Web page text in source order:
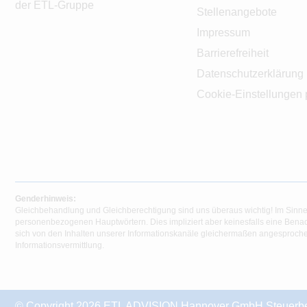
der ETL-Gruppe
Stellenangebote
Impressum
Barrierefreiheit
Datenschutzerklärung
Cookie-Einstellungen
Genderhinweis:
Gleichbehandlung und Gleichberechtigung sind uns überaus wichtig! Im
personenbezogenen Hauptwörtern. Dies impliziert aber keinesfalls eine
sich von den Inhalten unserer Informationskanäle gleichermaßen
Informationsvermittlung.